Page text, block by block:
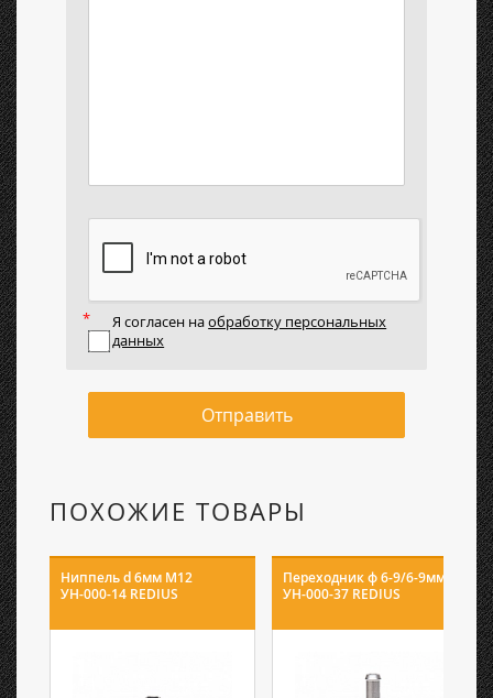
Я согласен наобработку персональных
данных
Отправить
ПОХОЖИЕ ТОВАРЫ
Ниппель d 6мм М12
УН-000-14 REDIUS
Переходник ф 6-9/6-9мм
УН-000-37 REDIUS